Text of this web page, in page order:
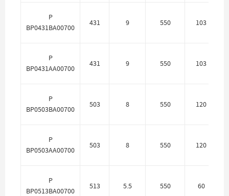
P
BP0431BA00700
431 9 550 103
P
BP0431AA00700
431 9 550 103
P
BP0503BA00700
503 8 550 120
P
BP0503AA00700
503 8 550 120
P
BP0513BA00700
513 5.5 550 60